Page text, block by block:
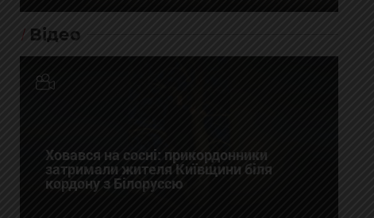
Відео
Ховався на сосні: прикордонники
затримали жителя Київщини біля
кордону з Білоруссю